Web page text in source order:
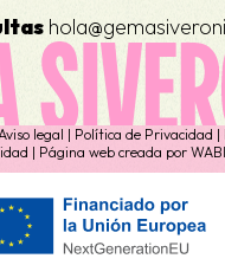
Aviso legal | Política de Privacidad |
| Página web creada por WABI